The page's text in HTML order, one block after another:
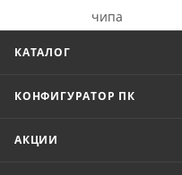
КАТАЛОГ
КОНФИГУРАТОР ПК
АКЦИИ